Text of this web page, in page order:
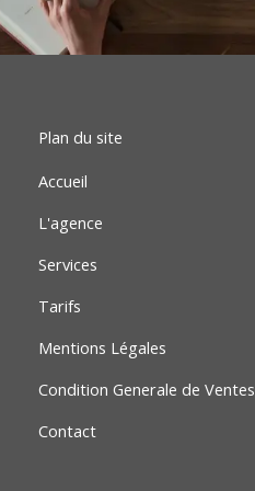
o i
Plan du site
Accueil
L'agence
Services
Tarifs
Mentions Légales
Condition Generale de Ventes
Contact